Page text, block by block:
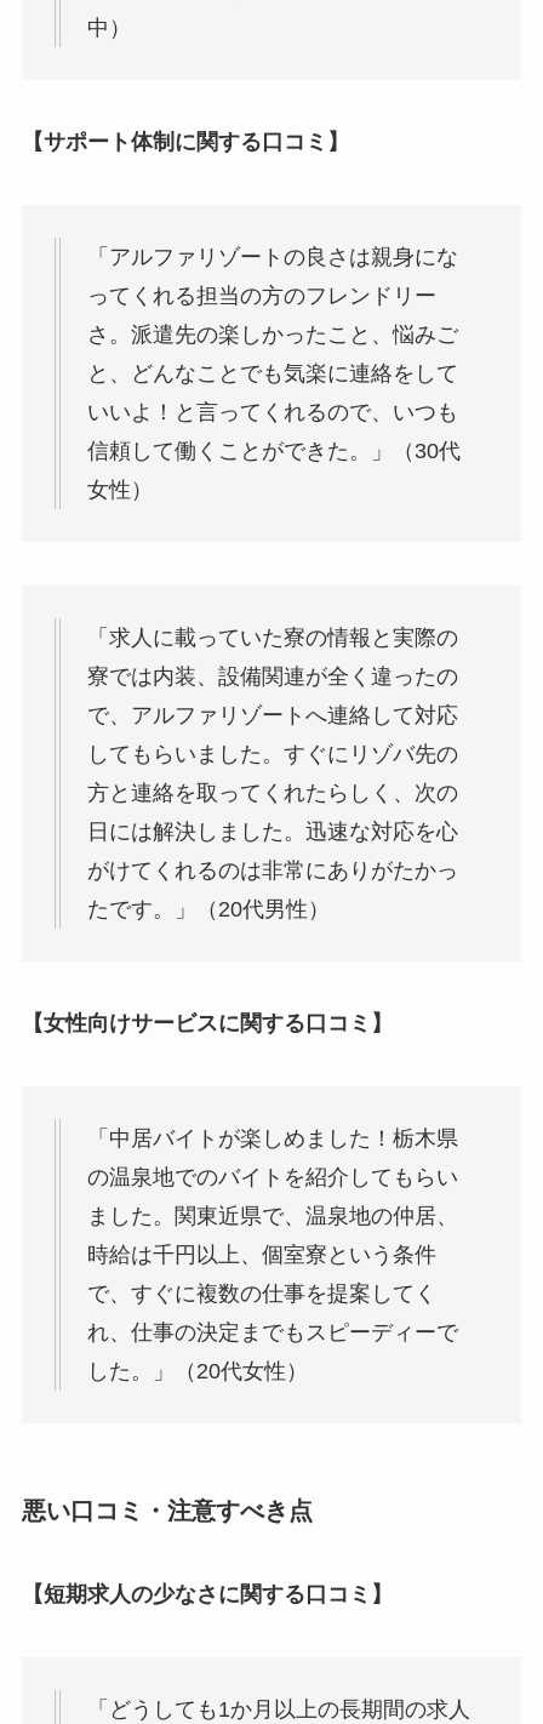
中）
【サポート体制に関する口コミ】
「アルファリゾートの良さは親身にな
ってくれる担当の方のフレンドリー
さ。派遣先の楽しかったこと、悩みご
と、どんなことでも気楽に連絡をして
いいよ！と言ってくれるので、いつも
信頼して働くことができた。」（30代
女性）
「求人に載っていた寮の情報と実際の
寮では内装、設備関連が全く違ったの
で、アルファリゾートへ連絡して対応
してもらいました。すぐにリゾバ先の
方と連絡を取ってくれたらしく、次の
日には解決しました。迅速な対応を心
がけてくれるのは非常にありがたかっ
たです。」（20代男性）
【女性向けサービスに関する口コミ】
「中居バイトが楽しめました！栃木県
の温泉地でのバイトを紹介してもらい
ました。関東近県で、温泉地の仲居、
時給は千円以上、個室寮という条件
で、すぐに複数の仕事を提案してく
れ、仕事の決定までもスピーディーで
した。」（20代女性）
悪い口コミ・注意すべき点
【短期求人の少なさに関する口コミ】
「どうしても1か月以上の長期間の求人